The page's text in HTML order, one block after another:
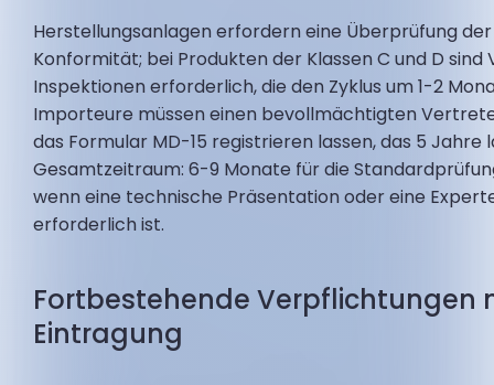
Herstellungsanlagen erfordern eine Überprüfung
Konformität; bei Produkten der Klassen C und D
Inspektionen erforderlich, die den Zyklus um 1-2
Importeure müssen einen bevollmächtigten
das Formular MD-15 registrieren lassen, das 5 Jahre
Gesamtzeitraum: 6-9 Monate für die
wenn eine technische Präsentation oder eine
erforderlich ist.
Fortbestehende Verpflichtungen
Eintragung